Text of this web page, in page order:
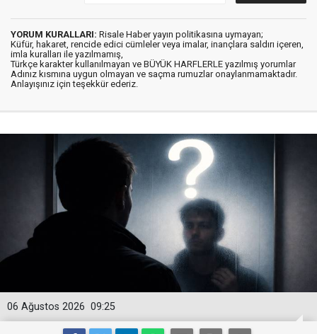
YORUM KURALLARI: Risale Haber yayın politikasına uymayan;
Küfür, hakaret, rencide edici cümleler veya imalar, inançlara saldırı içeren,
imla kuralları ile yazılmamış,
Türkçe karakter kullanılmayan ve BÜYÜK HARFLERLE yazılmış yorumlar
Adınız kısmına uygun olmayan ve saçma rumuzlar onaylanmamaktadır.
Anlayışınız için teşekkür ederiz.
09:25
06 Ağustos 2026